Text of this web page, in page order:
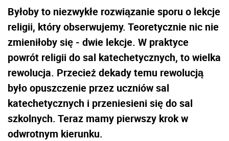
Byłoby to niezwykłe rozwiązanie sporu o lekcje
religii, który obserwujemy. Teoretycznie nic nie
zmieniłoby się - dwie lekcje. W praktyce
powrót religii do sal katechetycznych, to wielka
rewolucja. Przecież dekady temu rewolucją
było opuszczenie przez uczniów sal
katechetycznych i przeniesieni się do sal
szkolnych. Teraz mamy pierwszy krok w
odwrotnym kierunku.